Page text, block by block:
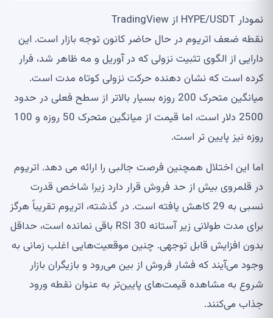
نمودار HYPE/USDT از TradingView
نقطه ضعف اتریوم در حال حاضر کانون توجه بازار است. این
دارایی از الگوی تثبیت نزولی که در آوریل و مه ظاهر شد، فرار
کرده است که نشان دهنده حرکت نزولی کوتاه مدت است.
میانگین متحرک 200 روزه بسیار بالاتر از سطح فعلی در حدود
2500 دلار است، اما قیمت از میانگین متحرک 50 روزه و 100
روزه نیز پایین تر است.
اما این اختلال همچنین فرصت جالبی را ارائه می دهد. اتریوم
در قلمروی بیش از حد فروش قرار دارد زیرا شاخص قدرت
نسبی به 29 کاهش یافته است. در گذشته، اتریوم تقریباً هرگز
برای مدت طولانی زیر آستانه 30 RSI باقی نمانده است، حداقل
بدون افزایش قابل توجهی. چنین موقعیت‌هایی اغلب زمانی به
وجود می‌آیند که فشار فروش از بین می‌رود و بازیگران بازار
شروع به مشاهده قیمت‌های پایین‌تر به عنوان نقطه ورود
جذاب می‌کنند.